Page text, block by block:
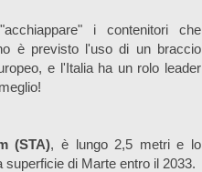
i contenitori che
è previsto l'uso di un braccio
e l'Italia ha un rolo leader
(STA), è lungo 2,5 metri e lo
di Marte entro il 2033.